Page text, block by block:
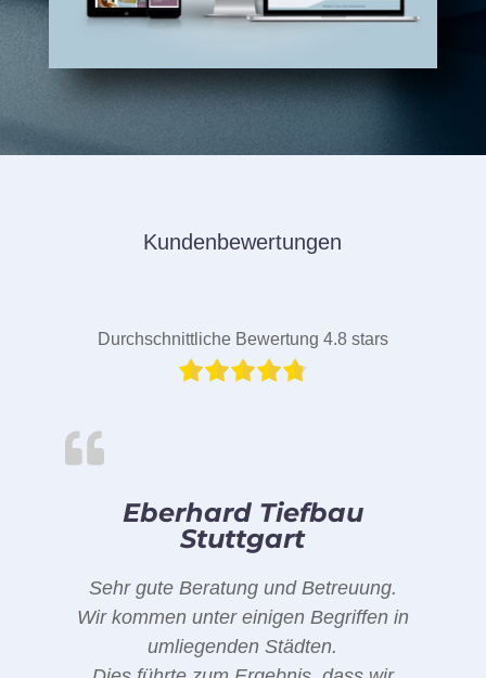
Kundenbewertungen
Durchschnittliche Bewertung 4.8 stars
Eberhard Tiefbau
Stuttgart
Sehr gute Beratung und Betreuung.
Wir kommen unter einigen Begriffen in
umliegenden Städten.